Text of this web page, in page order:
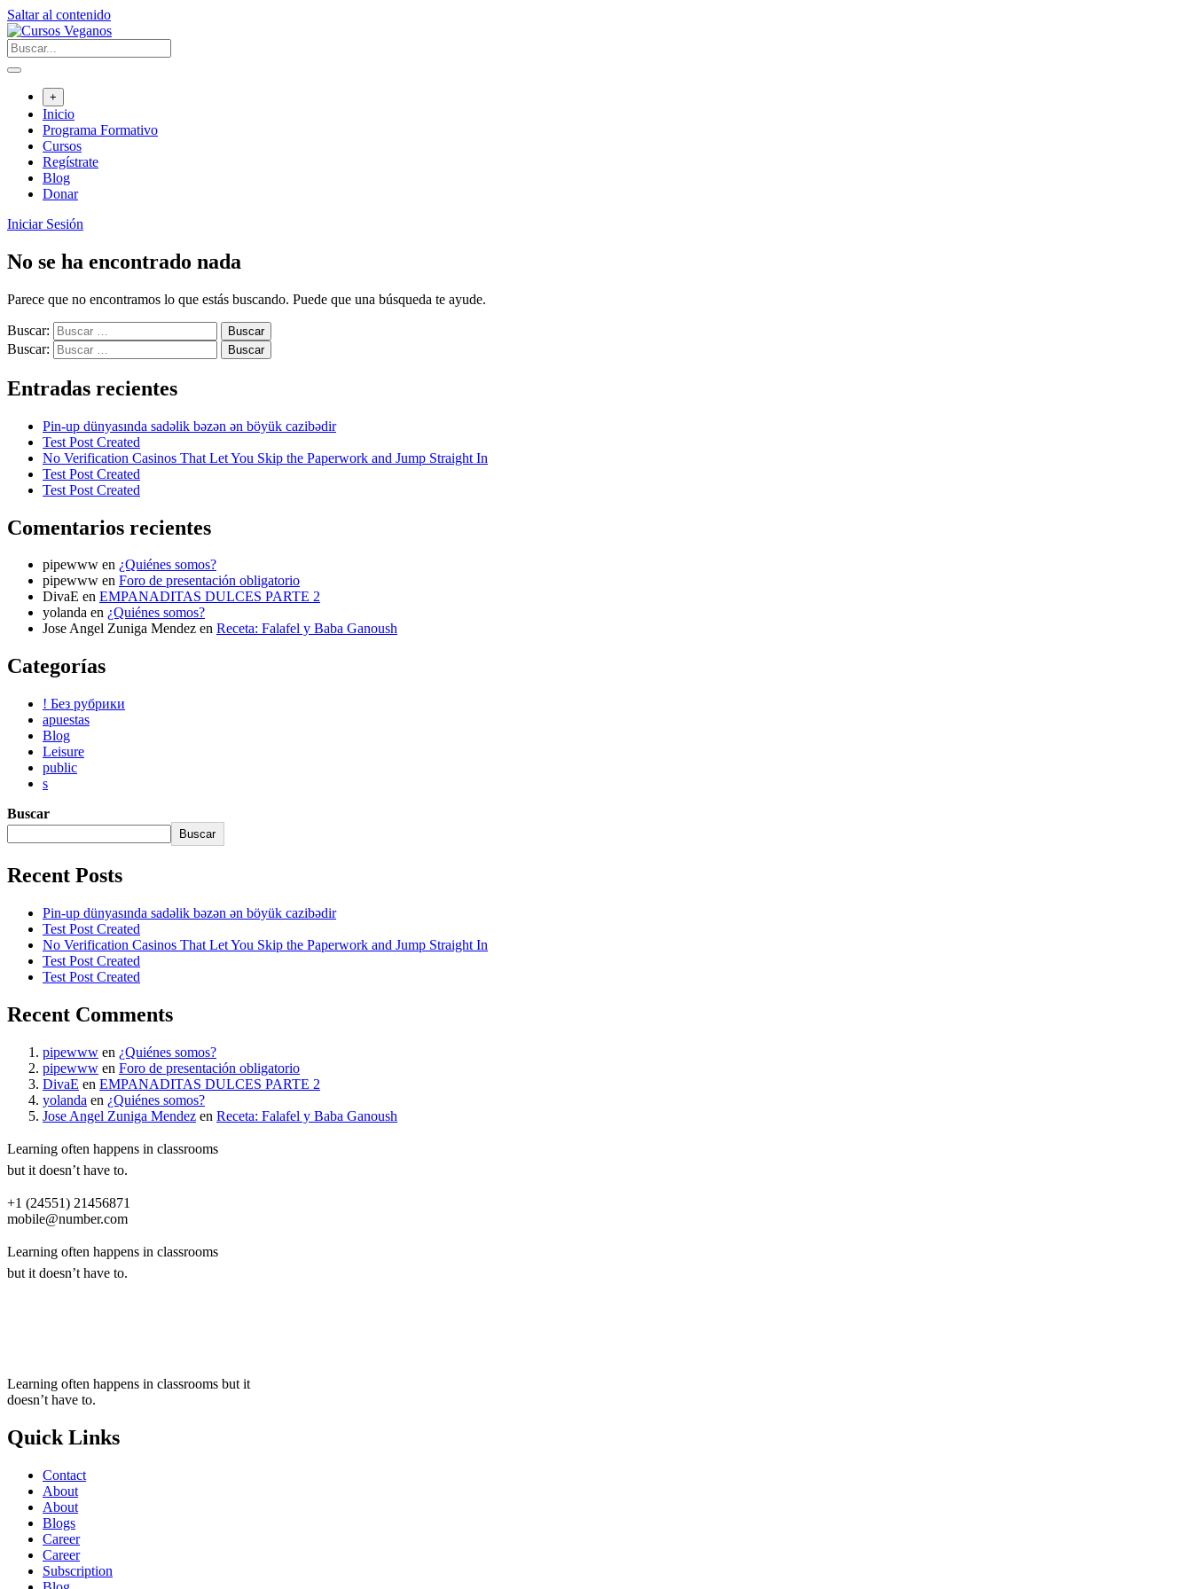
Saltar al contenido
+
Inicio
Programa Formativo
Cursos
Regístrate
Blog
Donar
Iniciar Sesión
No se ha encontrado nada
Parece que no encontramos lo que estás buscando. Puede que una búsqueda te ayude.
Buscar:
Buscar:
Entradas recientes
Pin-up dünyasında sadəlik bəzən ən böyük cazibədir
Test Post Created
No Verification Casinos That Let You Skip the Paperwork and Jump Straight In
Test Post Created
Test Post Created
Comentarios recientes
pipewww en ¿Quiénes somos?
pipewww en Foro de presentación obligatorio
DivaE en EMPANADITAS DULCES PARTE 2
yolanda en ¿Quiénes somos?
Jose Angel Zuniga Mendez en Receta: Falafel y Baba Ganoush
Categorías
! Без рубрики
apuestas
Blog
Leisure
public
s
Buscar
Buscar
Recent Posts
Pin-up dünyasında sadəlik bəzən ən böyük cazibədir
Test Post Created
No Verification Casinos That Let You Skip the Paperwork and Jump Straight In
Test Post Created
Test Post Created
Recent Comments
pipewww en ¿Quiénes somos?
pipewww en Foro de presentación obligatorio
DivaE en EMPANADITAS DULCES PARTE 2
yolanda en ¿Quiénes somos?
Jose Angel Zuniga Mendez en Receta: Falafel y Baba Ganoush
Learning often happens in classrooms
but it doesn’t have to.
+1 (24551) 21456871
mobile@number.com
Learning often happens in classrooms
but it doesn’t have to.
Learning often happens in classrooms but it
doesn’t have to.
Quick Links
Contact
About
About
Blogs
Career
Career
Subscription